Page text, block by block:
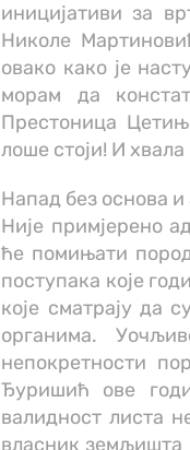
иницијативи за
Николе
овако како је
морам да
Престоница
лоше стоји! И
Напад без основа и
Није примјерено
ће помињати
поступака које
које сматрају да
органима.
непокретности
Ђуришић ове
валидност листа
власник земљишта